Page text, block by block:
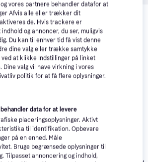
produkter, der matcher dine
Trender
vores partnere behandler datafor at
Afvis alle eller trækker dit
de. Hvis trackere er
og annoncer, du ser, muligvis
Du kan til enhver tid få vist denne
dine valg eller trække samtykke
ved at klikke Indstillinger på linket
Dine valg vil have virkning i vores
politik for at få flere oplysninger.
data for at levere
placeringsoplysninger. Aktivt
til identifikation. Opbevare
på en enhed. Måle
Bruge begrænsede oplysninger til
Tilpasset annoncering og indhold,